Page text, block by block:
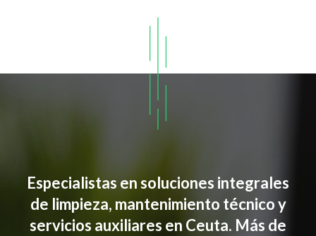
Especialistas en soluciones integrales
de limpieza, mantenimiento técnico y
servicios auxiliares en Ceuta. Más de